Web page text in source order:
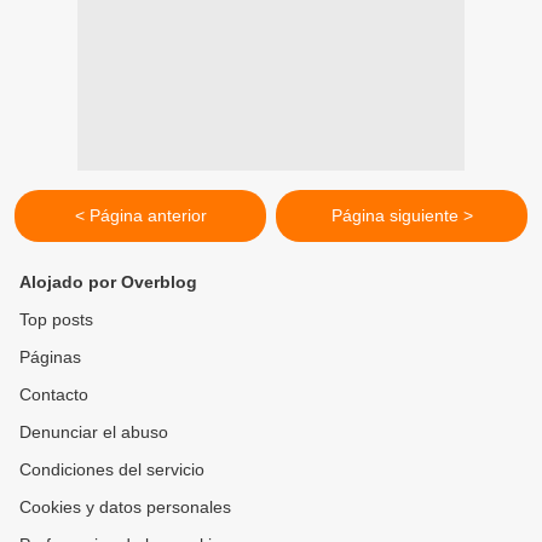
< Página anterior Página siguiente >
Alojado por Overblog
Top posts
Páginas
Contacto
Denunciar el abuso
Condiciones del servicio
Cookies y datos personales